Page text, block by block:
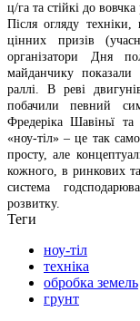
ц/га та стійкі до
Після огляду техніки,
цінних призів
організатори Дня
майданчику
раллі. В реві
побачили певний
Фредеріка Шавіньї
«ноу-тіл» – це так
просту, але
кожного, в ринкових
система
розвитку.
Теги
ноу-тіл
техніка
обробка земель
грунт